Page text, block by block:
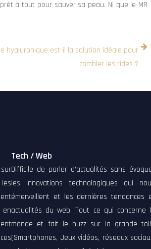
à tout pour sauver sa peau. Ni que le MR
hyaluronique est-il la solution idéale pour
combler les rides ?
Tech / Web
Difficile de parler d’actualités sans
les innovations technologiques qui
émerveillent et les dernières tendances
actualités du web. Tout ce qui concerne
monde et fait le buzz sur la grande
(Smartphones, Jeux vidéos, réseaux